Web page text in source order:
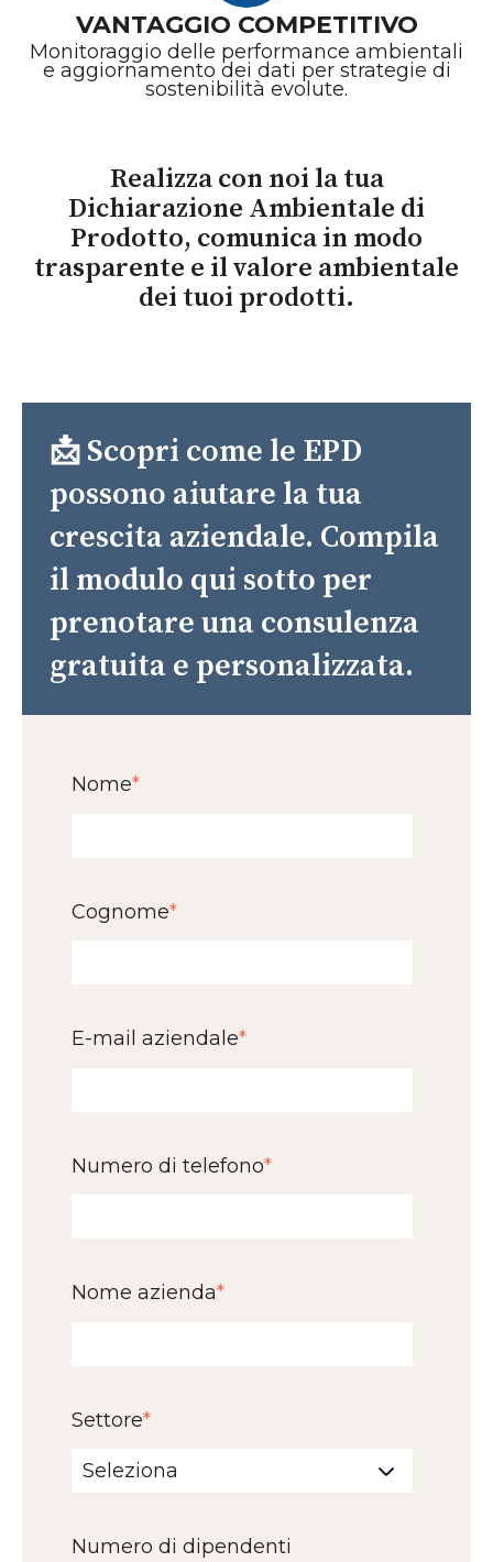
VANTAGGIO COMPETITIVO
Monitoraggio delle performance ambientali
e aggiornamento dei dati per strategie di
sostenibilità evolute.
Realizza con noi la tua
Dichiarazione Ambientale di
Prodotto, comunica in modo
trasparente e il valore ambientale
dei tuoi prodotti.
📩 Scopri come le EPD
possono aiutare la tua
crescita aziendale. Compila
il modulo qui sotto per
prenotare una consulenza
gratuita e personalizzata.
Nome*
Cognome*
E-mail aziendale*
Numero di telefono*
Nome azienda*
Settore*
Numero di dipendenti